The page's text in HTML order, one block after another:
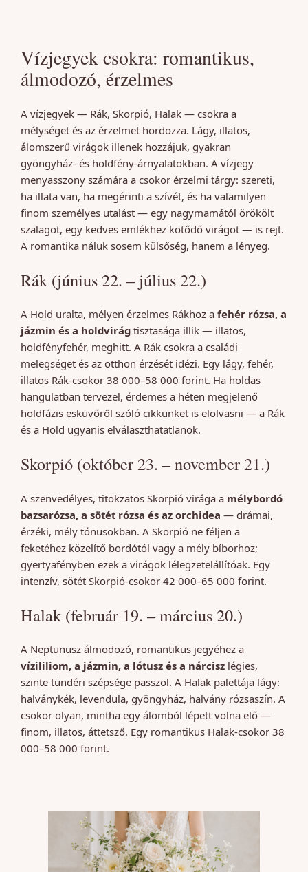
Vízjegyek csokra: romantikus,
álmodozó, érzelmes
A vízjegyek — Rák, Skorpió, Halak — csokra a
mélységet és az érzelmet hordozza. Lágy, illatos,
álomszerű virágok illenek hozzájuk, gyakran
gyöngyház- és holdfény-árnyalatokban. A vízjegy
menyasszony számára a csokor érzelmi tárgy: szereti,
ha illata van, ha megérinti a szívét, és ha valamilyen
finom személyes utalást — egy nagymamától örökölt
szalagot, egy kedves emlékhez kötődő virágot — is rejt.
A romantika náluk sosem külsőség, hanem a lényeg.
Rák (június 22. – július 22.)
A Hold uralta, mélyen érzelmes Rákhoz a fehér rózsa, a
jázmin és a holdvirág tisztasága illik — illatos,
holdfényfehér, meghitt. A Rák csokra a családi
melegséget és az otthon érzését idézi. Egy lágy, fehér,
illatos Rák-csokor 38 000–58 000 forint. Ha holdas
hangulatban tervezel, érdemes a héten megjelenő
holdfázis esküvőről szóló cikkünket is elolvasni — a Rák
és a Hold ugyanis elválaszthatatlanok.
Skorpió (október 23. – november 21.)
A szenvedélyes, titokzatos Skorpió virága a mélybordó
bazsarózsa, a sötét rózsa és az orchidea — drámai,
érzéki, mély tónusokban. A Skorpió ne féljen a
feketéhez közelítő bordótól vagy a mély bíborhoz;
gyertyafényben ezek a virágok lélegzetelállítóak. Egy
intenzív, sötét Skorpió-csokor 42 000–65 000 forint.
Halak (február 19. – március 20.)
A Neptunusz álmodozó, romantikus jegyéhez a
vízililiom, a jázmin, a lótusz és a nárcisz légies,
szinte tündéri szépsége passzol. A Halak palettája lágy:
halványkék, levendula, gyöngyház, halvány rózsaszín. A
csokor olyan, mintha egy álomból lépett volna elő —
finom, illatos, áttetsző. Egy romantikus Halak-csokor 38
000–58 000 forint.